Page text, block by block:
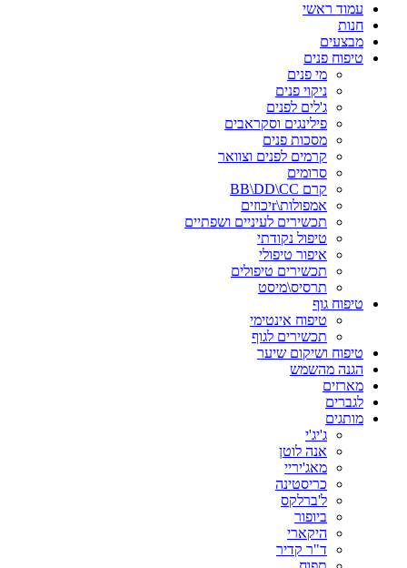
עמוד ראשי
חנות
מבצעים
טיפוח פנים
מי פנים
ניקוי פנים
ג'לים לפנים
פילינגים וסקראבים
מסכות פנים
קרמים לפנים וצוואר
סרומים
קרם BB\DD\CC
אמפולות\rיכוזים
תכשירים לעיניים ושפתיים
טיפול נקודתי
איפור טיפולי
תכשירים טיפולים
תרסיס\מיסט
טיפוח גוף
טיפוח אינטימי
תכשירים לגוף
טיפוח ושיקום שיער
הגנה מהשמש
מארזים
לגברים
מותגים
ג'יג'י
אנה לוטן
מאג'יריי
כריסטינה
ל'ברלקס
ביופור
היקארי
ד"ר קדיר